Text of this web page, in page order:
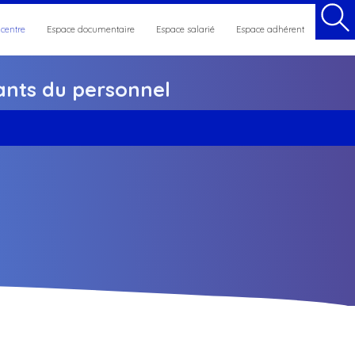
Espace documentaire Espace salarié Espace adhérent
du personnel